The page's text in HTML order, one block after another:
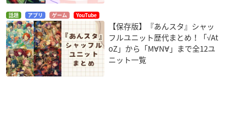
話題 アプリ ゲーム YouTube
【保存版】『あんスタ』シャッ
フルユニット歴代まとめ！「√At
oZ」から「M∀N∀」まで全12ユ
ニット一覧